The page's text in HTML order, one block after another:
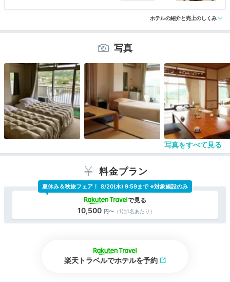
上がりのビールなら心配ないものの、周囲に商店は
なく、一番近いコンビニ(ミニストップ)でも5km以
上先なので、必用なものは事前に用意しておく方が
自慢はチョコレート色の天然自噴温泉。成分的に
は(北海道)十勝川温泉のモール温泉と同じらしい
が、こちらの方が濃い気がする。お湯がツルツルと
滑るような感触。洗い場も滑るので転倒には注意。
源泉の温度が低い(26.4℃)ので、循環加温をしなが
ら新鮮なお湯と混ぜている由。
入浴時間は11:30～翌朝9:00と、ほぼ終日。日帰
り入浴もあるため、大浴場には部屋のタオル類を持
参する必要がある。
や配膳方法など、対策には十分気を配っている様子
が窺える。
房総の食材にこだわったという料理は、調理にも
創意が施され、美味しい。
夕食時、会場に着くと名前で呼びかけられた。小
規模とはいえ、チェックインの時に会っただけで顔
物が古いです」とある通り、設備の古さは否めな
い。客室の後付けエアコンのダクトもむき出し。宿
泊施設に新しさや美しさを求める人には向かない。
アクセス 3.0 コスパ 3.5 客室 3.0 接客対応 4.5 風呂 4.0
ホテルの紹介と売上のしくみ
写真
写真をすべて見る
料金プラン
10,500 （1泊1名あたり）
夏休み＆秋旅フェア！ 8/20(木) 9:59まで ※対象施設のみ
楽天トラベルでホテルを予約